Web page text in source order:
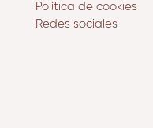
Política de cookies
Redes sociales